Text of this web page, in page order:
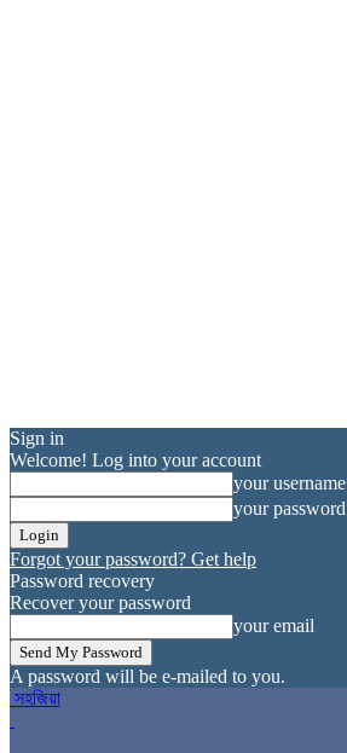
Sign in
Welcome! Log into your account
your username
your password
Forgot your password? Get help
Password recovery
Recover your password
your email
A password will be e-mailed to you.
সহজিয়া